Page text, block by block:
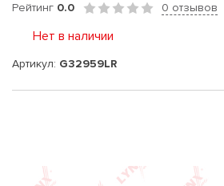
Рейтинг 0.0 0 отзывов
Нет в наличии
Артикул: G32959LR